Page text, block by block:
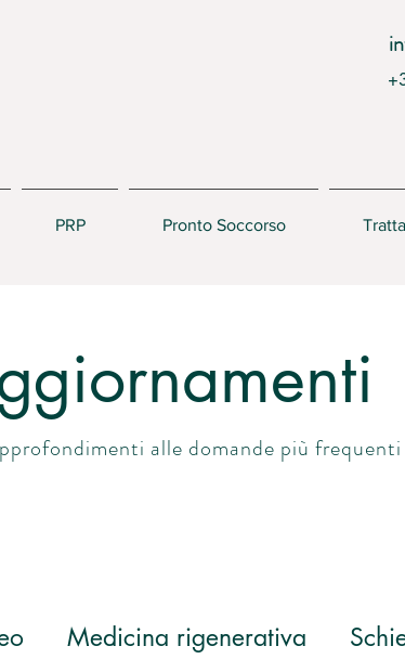
PRP Pronto Soccorso
alle domande più frequenti
Medicina rigenerativa